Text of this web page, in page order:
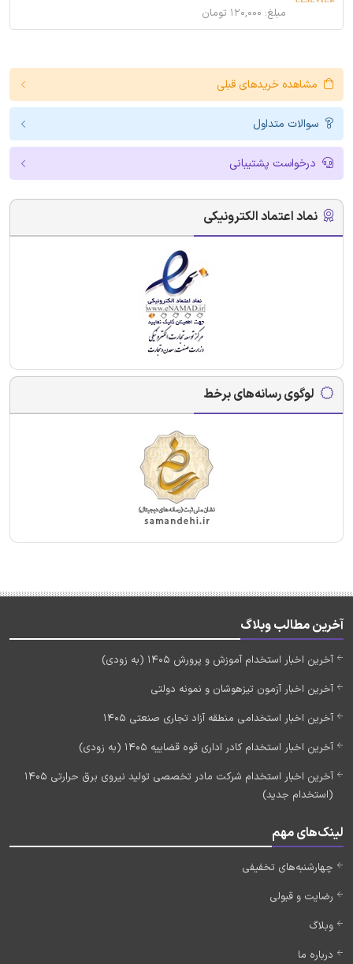
مبلغ: ۱۲۰,۰۰۰ تومان
مشاهده خریدهای قبلی
سوالات متداول
درخواست پشتیبانی
نماد اعتماد الکترونیکی
لوگوی رسانه‌های برخط
آخرین مطالب وبلاگ
آخرین اخبار استخدام آموزش و پرورش 1405 (به زودی)
آخرین اخبار آزمون تیزهوشان و نمونه دولتی
آخرین اخبار استخدامی منطقه آزاد تجاری صنعتی 1405
آخرین اخبار استخدام کادر اداری قوه قضاییه 1405 (به زودی)
آخرین اخبار استخدام شرکت مادر تخصصی تولید نیروی برق حرارتی 1405
(استخدام جدید)
لینک‌های مهم
چهارشنبه‌های تخفیفی
رضایت و قبولی
وبلاگ
درباره ما